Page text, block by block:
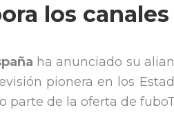
los
ha anunciado su
pionera en los
parte de la oferta de